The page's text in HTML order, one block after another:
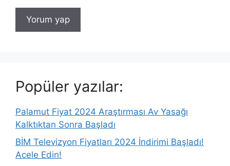
Popüler yazılar:
Palamut Fiyat 2024 Araştırması Av Yasağı
Kalktıktan Sonra Başladı
BİM Televizyon Fiyatları 2024 İndirimi Başladı!
Acele Edin!